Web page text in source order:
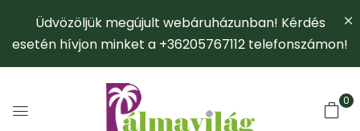
Üdvözöljük megújult webáruházunban! Kérdés
esetén hívjon minket a +36205767112 telefonszámon!
0